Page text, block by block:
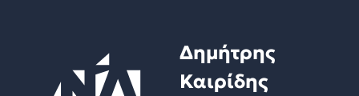
Δημήτρης
Καιρίδης